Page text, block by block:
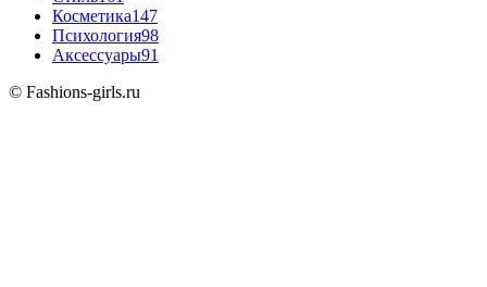
Косметика147
Психология98
Аксессуары91
© Fashions-girls.ru